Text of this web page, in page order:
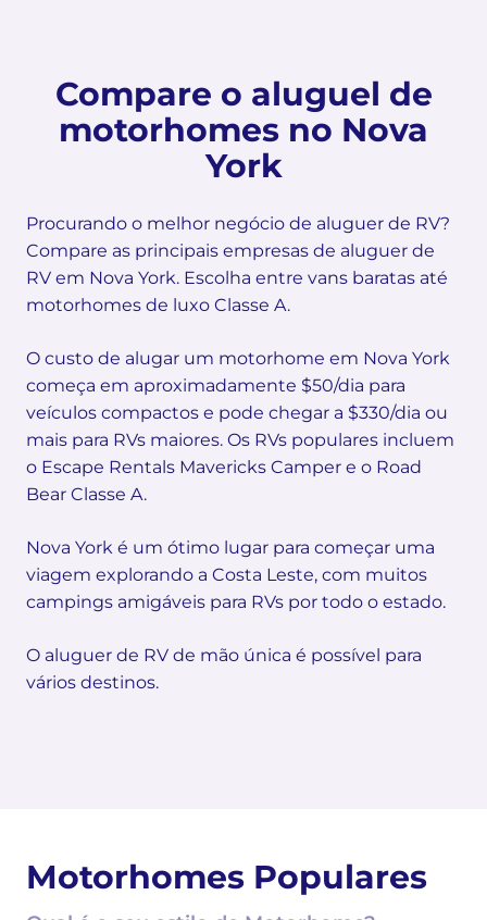
Compare o aluguel de
motorhomes no Nova
York
Procurando o melhor negócio de aluguer de RV?
Compare as principais empresas de aluguer de
RV em Nova York. Escolha entre vans baratas até
motorhomes de luxo Classe A.
O custo de alugar um motorhome em Nova York
começa em aproximadamente $50/dia para
veículos compactos e pode chegar a $330/dia ou
mais para RVs maiores. Os RVs populares incluem
o Escape Rentals Mavericks Camper e o Road
Bear Classe A.
Nova York é um ótimo lugar para começar uma
viagem explorando a Costa Leste, com muitos
campings amigáveis para RVs por todo o estado.
O aluguer de RV de mão única é possível para
vários destinos.
Motorhomes Populares